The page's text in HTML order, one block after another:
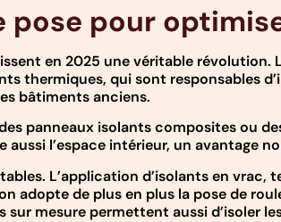
pose pour
en 2025 une véritable révolution.
thermiques, qui sont responsables
bâtiments anciens.
panneaux isolants composites ou
l’espace intérieur, un avantage
L’application d’isolants en
adopte de plus en plus la pose de
mesure permettent aussi d’isoler